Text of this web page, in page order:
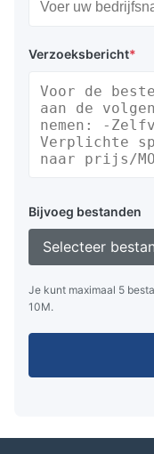
Verzoeksbericht*
Bijvoeg bestanden
Selecteer
Je kunt maximaal 5
10M.